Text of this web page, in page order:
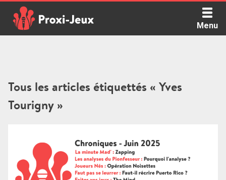
content
Menu
Tous les articles étiquettés « Yves
Tourigny »